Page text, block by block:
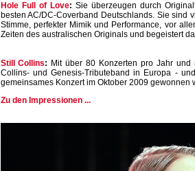
Hole Full of Love: Sie überzeugen durch
besten AC/DC-Coverband Deutschlands. Sie
Stimme, perfekter Mimik und Performance, vor
Zeiten des australischen Originals und begeistert
Still Collins: Mit über 80 Konzerten pro Jahr
Collins- und Genesis-Tributeband in Europa -
gemeinsames Konzert im Oktober 2009 gewonnen
Zu den Impressionen ...